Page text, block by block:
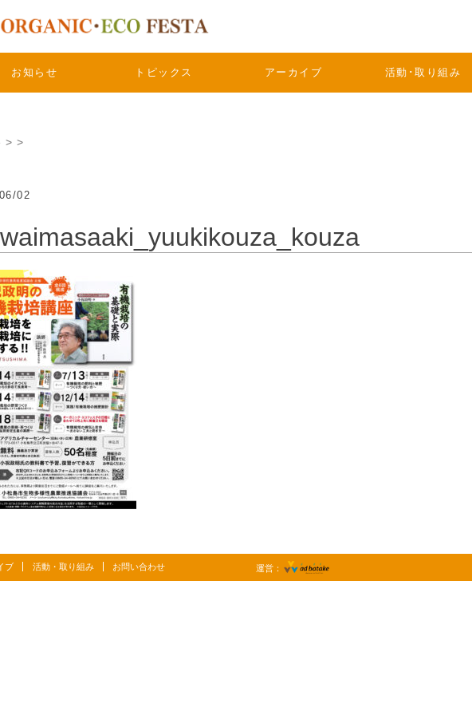
お知らせ トピックス アーカイブ 活動･取り組み
>>
02
ブ 活動・取り組み お問い合わせ 運営：